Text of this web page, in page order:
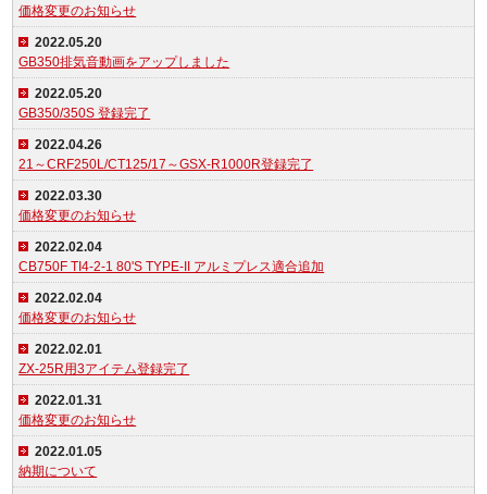
価格変更のお知らせ
2022.05.20
GB350排気音動画をアップしました
2022.05.20
GB350/350S 登録完了
2022.04.26
21～CRF250L/CT125/17～GSX-R1000R登録完了
2022.03.30
価格変更のお知らせ
2022.02.04
CB750F TI4-2-1 80'S TYPE-II アルミプレス適合追加
2022.02.04
価格変更のお知らせ
2022.02.01
ZX-25R用3アイテム登録完了
2022.01.31
価格変更のお知らせ
2022.01.05
納期について